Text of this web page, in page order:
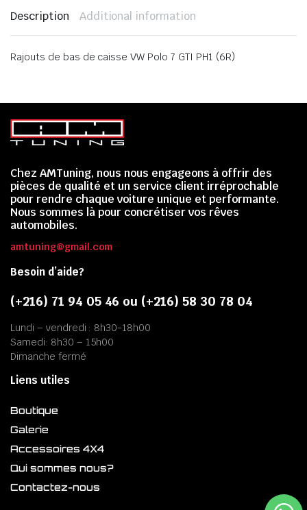
Description Additional information
Rajouts de bas de caisse VW Polo 7 GTI PH1 (6R)
Chez AMTuning, nous nous engageons à offrir des
pièces de qualité et un service client irréprochable
pour rendre chaque voiture unique et performante.
Nous sommes là pour concrétiser vos rêves
automobiles.
amtuning@gmail.com
Besoin d’aide?
(+216) 71 94 05 46 ou (+216) 58 30 78 04
Lundi – vendredi : 8h30-18h00
Samedi: 8h30 – 15h00
Dimanche fermé
Liens utiles
Boutique
Galerie
Accessoires 4X4
Qui sommes nous?
Contactez-nous